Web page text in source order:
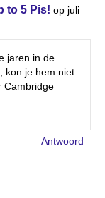
to 5 Pis! op juli
jaren in de
kon je hem niet
Cambridge
Antwoord